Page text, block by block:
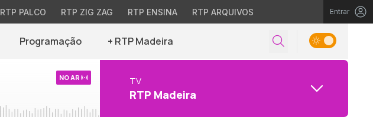
RTP PALCO RTP ZIG ZAG RTP ENSINA RTP ARQUIVOS Entrar
Programação + RTP Madeira
NO AR TV
RTP Madeira